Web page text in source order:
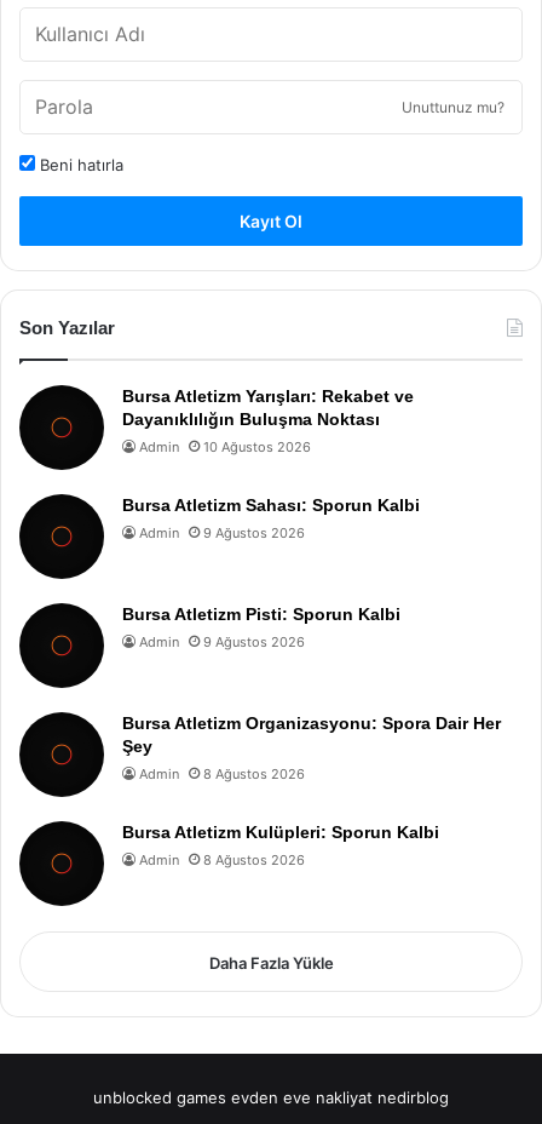
Unuttunuz mu?
Beni hatırla
Kayıt Ol
Son Yazılar
Bursa Atletizm Yarışları: Rekabet ve
Dayanıklılığın Buluşma Noktası
Admin 10 Ağustos 2026
Bursa Atletizm Sahası: Sporun Kalbi
Admin 9 Ağustos 2026
Bursa Atletizm Pisti: Sporun Kalbi
Admin 9 Ağustos 2026
Bursa Atletizm Organizasyonu: Spora Dair Her
Şey
Admin 8 Ağustos 2026
Bursa Atletizm Kulüpleri: Sporun Kalbi
Admin 8 Ağustos 2026
Daha Fazla Yükle
unblocked games evden eve nakliyat nedirblog